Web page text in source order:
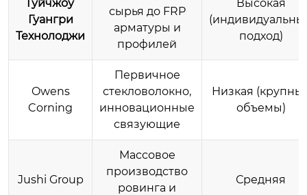
Гуйчжоу
Гуангри
Технолоджи
сырья до FRP
арматуры и
профилей
Высокая
подход)
Owens
Corning
Первичное
стекловолокно,
инновационные
связующие
Низкая
объемы)
Jushi Group
Массовое
производство
ровинга и
Средняя